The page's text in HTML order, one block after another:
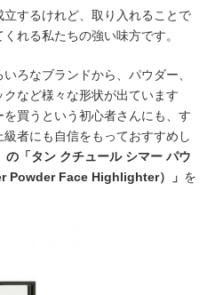
検索
するけれど、取り入れることで
れる私たちの強い味方です。
ろなブランドから、パウダー、
など様々な形状が出ています
買うという初心者さんにも、す
者にも自信をもっておすすめし
の「タン クチュール シマー パウ
Powder Face Highlighter）」 を